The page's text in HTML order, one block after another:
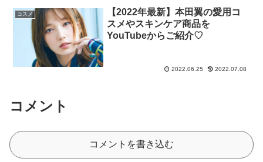
コスメ
【2022年最新】本田翼の愛用コ
スメやスキンケア商品を
YouTubeからご紹介♡
2022.06.25 2022.07.08
コメント
コメントを書き込む